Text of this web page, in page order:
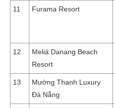
11 Furama Resort
12
Meliá Danang Beach
Resort
13
Mường Thanh Luxury
Đà Nẵng